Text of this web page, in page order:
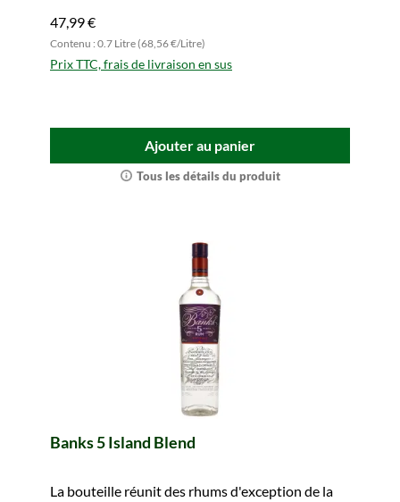
47,99 €
Contenu : 0.7 Litre (68,56 €/Litre)
Prix TTC, frais de livraison en sus
Ajouter au panier
Tous les détails du produit
Banks 5 Island Blend
La bouteille réunit des rhums d'exception de la